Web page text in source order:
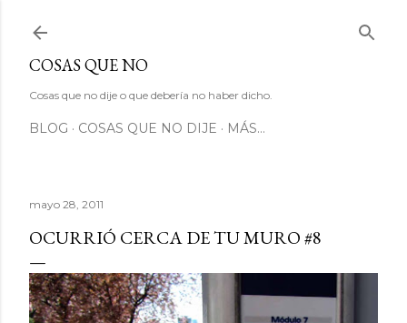
COSAS QUE NO
Cosas que no dije o que debería no haber dicho.
BLOG COSAS QUE NO DIJE MÁS…
mayo 28, 2011
OCURRIÓ CERCA DE TU MURO #8